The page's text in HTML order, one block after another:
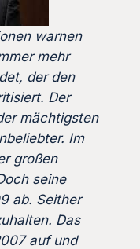
warnen
mehr
der den
Der
mächtigsten
Im
großen
seine
ab. Seither
Das
auf und